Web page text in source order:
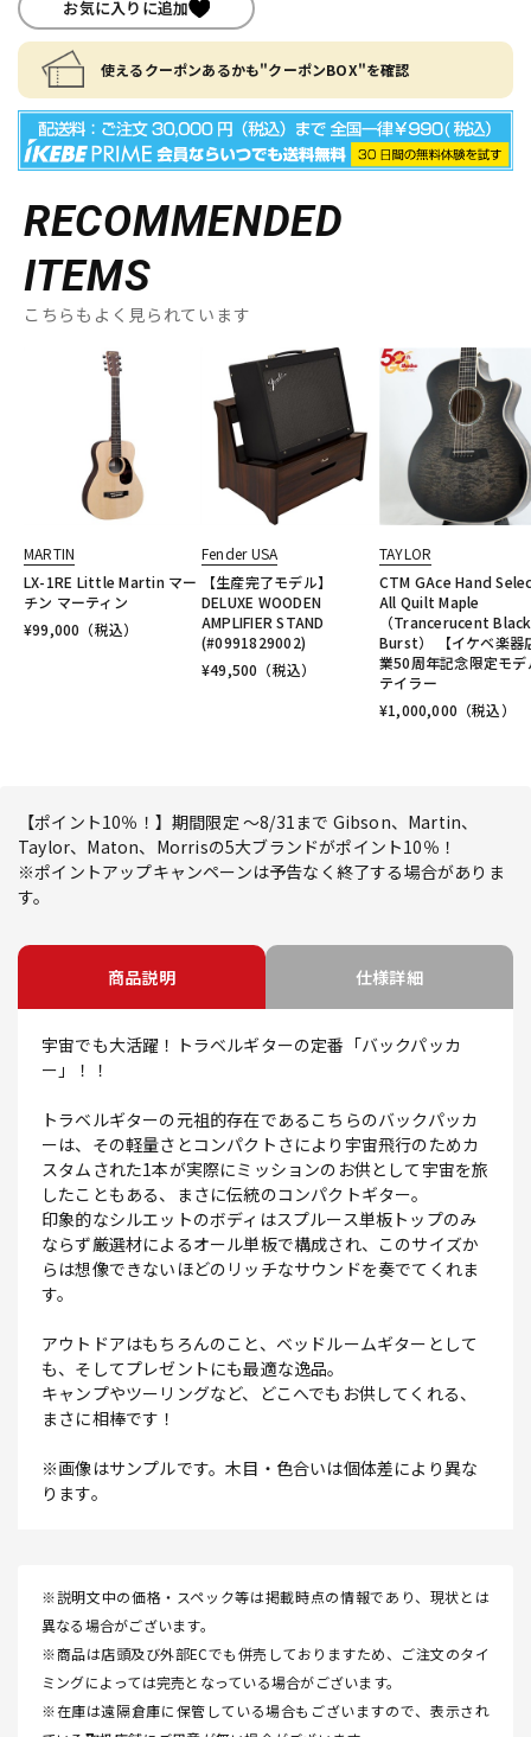
お気に入りに追加
使えるクーポンあるかも"クーポンBOX"を確認
RECOMMENDED
ITEMS
こちらもよく見られています
MARTIN
LX-1RE Little Martin マー
チン マーティン
¥99,000 （税込）
Fender USA
【生産完了モデル】
DELUXE WOODEN
AMPLIFIER STAND
(#0991829002)
¥49,500 （税込）
TAYLOR
CTM GAce Hand
All Quilt Maple
（Trancerucent Black
Burst） 【イケベ楽器
業50周年記念限定モデ
テイラー
¥1,000,000 （税込）
【ポイント10％！】期間限定 ～8/31まで Gibson、Martin、
Taylor、Maton、Morrisの5大ブランドがポイント10％！
※ポイントアップキャンペーンは予告なく終了する場合がありま
す。
商品説明 仕様詳細
宇宙でも大活躍！トラベルギターの定番「バックパッカ
ー」！！
トラベルギターの元祖的存在であるこちらのバックパッカ
ーは、その軽量さとコンパクトさにより宇宙飛行のためカ
スタムされた1本が実際にミッションのお供として宇宙を旅
したこともある、まさに伝統のコンパクトギター。
印象的なシルエットのボディはスプルース単板トップのみ
ならず厳選材によるオール単板で構成され、このサイズか
らは想像できないほどのリッチなサウンドを奏でてくれま
す。
アウトドアはもちろんのこと、ベッドルームギターとして
も、そしてプレゼントにも最適な逸品。
キャンプやツーリングなど、どこへでもお供してくれる、
まさに相棒です！
※画像はサンプルです。木目・色合いは個体差により異な
ります。
※説明文中の価格・スペック等は掲載時点の情報であり、現状とは
異なる場合がございます。
※商品は店頭及び外部ECでも併売しておりますため、ご注文のタイ
ミングによっては完売となっている場合がございます。
※在庫は遠隔倉庫に保管している場合もございますので、表示され